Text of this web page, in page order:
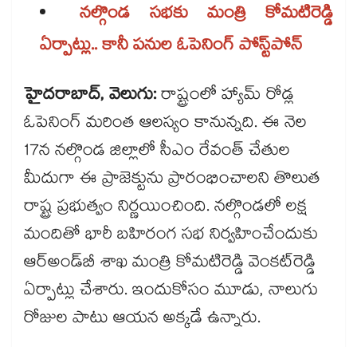
నల్గొండ సభకు మంత్రి కోమటిరెడ్డి
ఏర్పాట్లు.. కానీ పనుల ఓపెనింగ్​ పోస్ట్‌‌‌‌‌‌‌‌‌‌‌‌‌‌‌‌పోన్
హైదరాబాద్​, వెలుగు:రాష్ట్రంలో హ్యామ్​ రోడ్ల
ఓపెనింగ్​ మరింత ఆలస్యం కానున్నది. ఈ నెల
17న నల్గొండ జిల్లాలో సీఎం రేవంత్​ చేతుల
మీదుగా ఈ ప్రాజెక్టును ప్రారంభించాలని తొలుత
రాష్ట్ర ప్రభుత్వం నిర్ణయించింది. నల్గొండలో లక్ష
మందితో భారీ బహిరంగ సభ నిర్వహించేందుకు
ఆర్​అండ్​బీ శాఖ మంత్రి కోమటిరెడ్డి వెంకట్​రెడ్డి
ఏర్పాట్లు చేశారు. ఇందుకోసం మూడు, నాలుగు
రోజుల పాటు ఆయన అక్కడే ఉన్నారు.